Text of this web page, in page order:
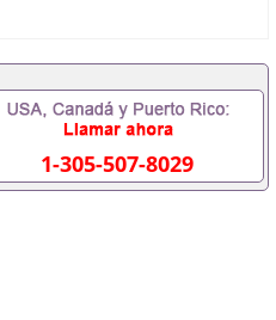
绩单可以办学历认证吗
到毕业证怎么办, 毕业证丢
途辍学、挂科而没有正常
常毕业而导致回国得不到教
文凭怎么办,怎么办理本科/
551190476怎么办理 外假毕
留学生在哪里可以
毕业证成绩单可以吗
假毕业证能查出来
国外毕业证外壳定制
1-305-507-8029